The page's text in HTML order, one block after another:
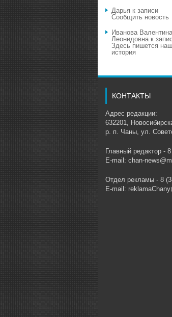
Дарья к записи
Сообщить новость
Иванова Валентина
Леонидовнак
Здесь пишется
история
КОНТАКТЫ
Адрес редакции:
632201,
р. п. Чаны, ул.
Главный редактор -
E-mail: chan-
Отдел рекламы - 8
E-mail: